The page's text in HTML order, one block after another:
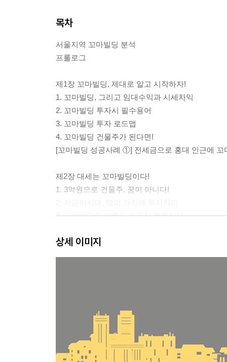
목차
서울지역 꼬마빌딩 분석
프롤로그
제1장 꼬마빌딩, 제대로 알고 시작하자!
1. 꼬마빌딩, 그리고 임대수익과 시세차익
2. 꼬마빌딩 투자시 필수용어
3. 꼬마빌딩 투자 로드맵
4. 꼬마빌딩 건물주가 된다면!
[꼬마빌딩 성공사례 ①] 전세금으로 홍대 인근에 꼬
제2장 대세는 꼬마빌딩이다!
1. 3억원으로 건물주, 꿈이 아니다!
3. 꼬마빌딩은 노후의 든든한 동반자다
제3장 꼬마빌딩 투자의 첫걸음
4. 주변의 매각사례가 답안지다
5. 빌딩 투자의 시작은 공적장부 확인이다
6. 나만의 드림팀을 만들어라
[꼬마빌딩 성공사례 ③] 8억원으로 서초동 36억원
상세 이미지